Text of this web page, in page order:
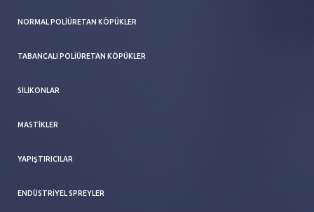
NORMAL POLIÜRETAN KÖPÜKLER
TABANCALI POLIÜRETAN KÖPÜKLER
SILIKONLAR
MASTIKLER
YAPIŞTIRICILAR
ENDÜSTRIYEL SPREYLER